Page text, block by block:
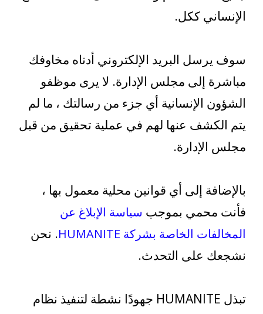
الإنساني ككل.
سوف يرسل البريد الإلكتروني أدناه مخاوفك
مباشرة إلى مجلس الإدارة. لا يرى موظفو
الشؤون الإنسانية أي جزء من رسالتك ، ما لم
يتم الكشف عنها لهم في عملية تحقيق من قبل
مجلس الإدارة.
بالإضافة إلى أي قوانين محلية معمول بها ،
فأنت محمي بموجب سياسة الإبلاغ عن
المخالفات الخاصة بشركة HUMANITE
. نحن
نشجعك على التحدث.
تبذل HUMANITE جهودًا نشطة لتنفيذ نظام